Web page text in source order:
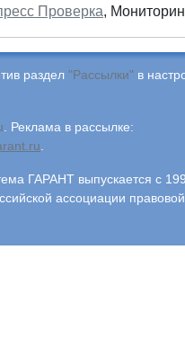
Проверка,
раздел "Рассылки" в
Реклама в рассылке:
выпускается с
ассоциации правовой